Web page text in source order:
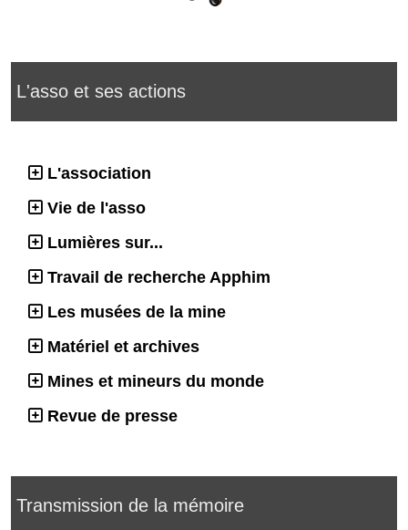
L'asso et ses actions
L'association
Vie de l'asso
Lumières sur...
Travail de recherche Apphim
Les musées de la mine
Matériel et archives
Mines et mineurs du monde
Revue de presse
Transmission de la mémoire